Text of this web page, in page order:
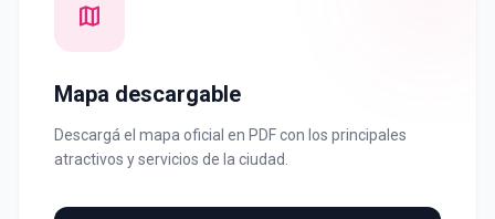
map
Mapa descargable
Descargá el mapa oficial en PDF con los principales
atractivos y servicios de la ciudad.